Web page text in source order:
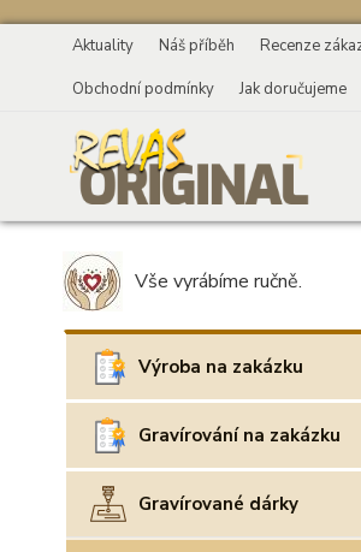
Aktuality Náš příběh Recenze
Obchodní podmínky
Jak doručujeme
Vše vyrábíme ručně.
Výroba na zakázku
Gravírování na zakázku
Gravírované dárky